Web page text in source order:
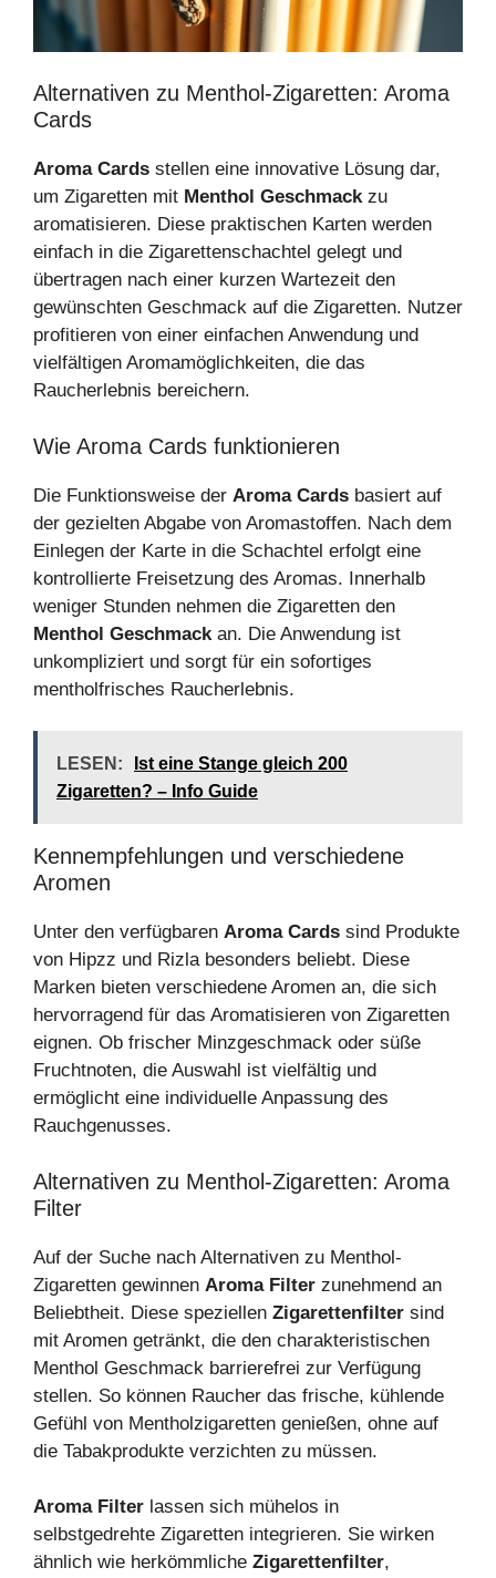
Alternativen zu Menthol-Zigaretten: Aroma
Cards
Aroma Cards stellen eine innovative Lösung dar,
um Zigaretten mit Menthol Geschmackzu
aromatisieren. Diese praktischen Karten werden
einfach in die Zigarettenschachtel gelegt und
übertragen nach einer kurzen Wartezeit den
gewünschten Geschmack auf die Zigaretten. Nutzer
profitieren von einer einfachen Anwendung und
vielfältigen Aromamöglichkeiten, die das
Raucherlebnis bereichern.
Wie Aroma Cards funktionieren
Die Funktionsweise der Aroma Cards basiert auf
der gezielten Abgabe von Aromastoffen. Nach dem
Einlegen der Karte in die Schachtel erfolgt eine
kontrollierte Freisetzung des Aromas. Innerhalb
weniger Stunden nehmen die Zigaretten den
Menthol Geschmack an. Die Anwendung ist
unkompliziert und sorgt für ein sofortiges
mentholfrisches Raucherlebnis.
LESEN:
Ist eine Stange gleich 200
Zigaretten? – Info Guide
Kennempfehlungen und verschiedene
Aromen
Unter den verfügbaren Aroma Cards sind Produkte
von Hipzz und Rizla besonders beliebt. Diese
Marken bieten verschiedene Aromen an, die sich
hervorragend für das Aromatisieren von Zigaretten
eignen. Ob frischer Minzgeschmack oder süße
Fruchtnoten, die Auswahl ist vielfältig und
ermöglicht eine individuelle Anpassung des
Rauchgenusses.
Alternativen zu Menthol-Zigaretten: Aroma
Filter
Auf der Suche nach Alternativen zu Menthol-
Zigaretten gewinnen Aroma Filter zunehmend an
Beliebtheit. Diese speziellen Zigarettenfilter sind
mit Aromen getränkt, die den charakteristischen
Menthol Geschmack barrierefrei zur Verfügung
stellen. So können Raucher das frische, kühlende
Gefühl von Mentholzigaretten genießen, ohne auf
die Tabakprodukte verzichten zu müssen.
Aroma Filter lassen sich mühelos in
selbstgedrehte Zigaretten integrieren. Sie wirken
ähnlich wie herkömmliche Zigarettenfilter,